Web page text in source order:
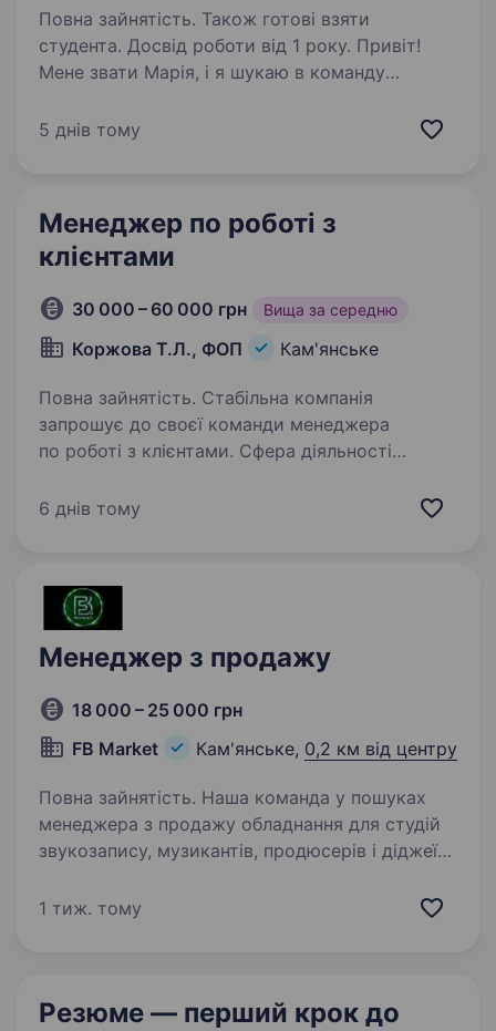
Повна зайнятість. Також готові взяти
студента. Досвід роботи від 1 року. Привіт!
Мене звати Марія, і я шукаю в команду
справжньому заробляти. Дверна екосистема
5 днів тому
Менеджер по роботі з
клієнтами
30 000 – 60 000 грн Вища за середню
Коржова Т.Л., ФОП Кам'янське
Повна зайнятість. Стабільна компанія
запрошує до своєї команди менеджера
по роботі з клієнтами. Сфера діяльності
Вимоги: активність, комунікабельність,
6 днів тому
Менеджер з продажу
18 000 – 25 000 грн
FB Market
Кам'янське, 0,2 км від центру
Повна зайнятість. Наша команда у пошуках
менеджера з продажу обладнання для студій
звукозапису, музикантів, продюсерів і діджеїв.
співпрацю. Нам важливий не просто
1 тиж. тому
Резюме — перший крок до